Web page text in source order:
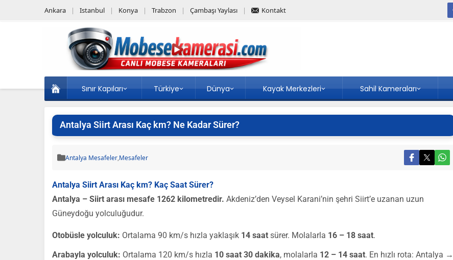
Ankara Istanbul Konya Trabzon Çambaşı Yaylası Kontakt
Sınır Kapıları Türkiye Dünya Kayak Merkezleri Sahil Kameraları
Antalya Siirt Arası Kaç km? Ne Kadar Sürer?
Antalya Mesafeler,Mesafeler
Antalya Siirt Arası Kaç km? Kaç Saat Sürer?
Antalya – Siirt arası mesafe 1262 kilometredir. Akdeniz’den Veysel Karani’nin şehri Siirt’e uzanan uzun
Güneydoğu yolculuğudur.
Otobüsle yolculuk: Ortalama 90 km/s hızla yaklaşık 14 saat sürer. Molalarla 16 – 18 saat.
Arabayla yolculuk: Ortalama 120 km/s hızla 10 saat 30 dakika, molalarla 12 – 14 saat. En hızlı rota: Antalya →